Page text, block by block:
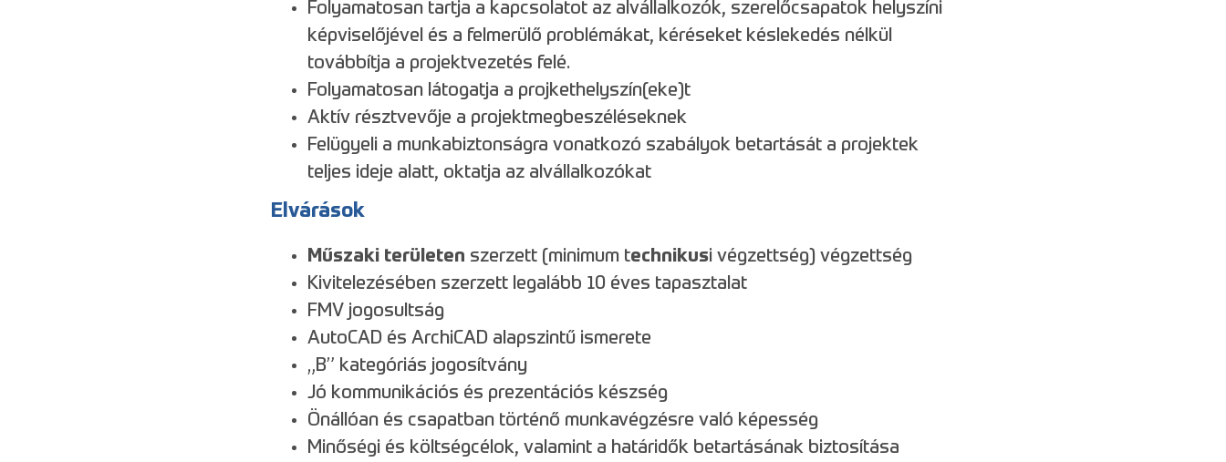
Folyamatosan tartja a kapcsolatot az alvállalkozók, szerelőcsapatok helyszíni
képviselőjével és a felmerülő problémákat, kéréseket késlekedés nélkül
továbbítja a projektvezetés felé.
Folyamatosan látogatja a projkethelyszín(eke)t
Aktív résztvevője a projektmegbeszéléseknek
Felügyeli a munkabiztonságra vonatkozó szabályok betartását a projektek
teljes ideje alatt, oktatja az alvállalkozókat
Elvárások
Műszaki területen szerzett (minimum technikusi végzettség) végzettség
Kivitelezésében szerzett legalább 10 éves tapasztalat
FMV jogosultság
AutoCAD és ArchiCAD alapszintű ismerete
„B” kategóriás jogosítvány
Jó kommunikációs és prezentációs készség
Önállóan és csapatban történő munkavégzésre való képesség
Minőségi és költségcélok, valamint a határidők betartásának biztosítása